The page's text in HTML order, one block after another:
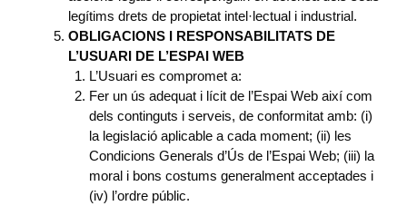
legítims drets de propietat intel·lectual i industrial.
OBLIGACIONS I RESPONSABILITATS DE
L’USUARI DE L’ESPAI WEB
L’Usuari es compromet a:
Fer un ús adequat i lícit de l’Espai Web així com
dels continguts i serveis, de conformitat amb: (i)
la legislació aplicable a cada moment; (ii) les
Condicions Generals d’Ús de l’Espai Web; (iii) la
moral i bons costums generalment acceptades i
(iv) l’ordre públic.